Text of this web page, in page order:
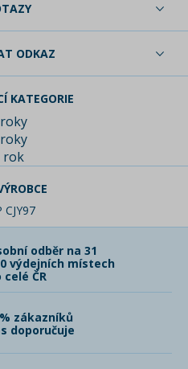
ODKAZ
KATEGORIE
rok
CJY97
odběr na 31
výdejních místech
celé ČR
zákazníků
doporučuje